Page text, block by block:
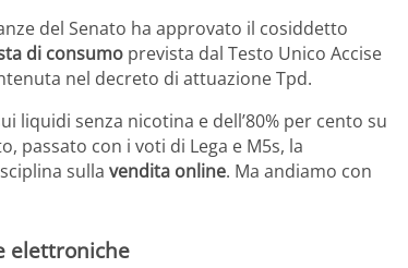
del Senato ha approvato il cosiddetto
di consumo prevista dal Testo Unico Accise
nel decreto di attuazione Tpd.
liquidi senza nicotina e dell’80% per cento su
passato con i voti di Lega e M5s, la
sulla vendita online. Ma andiamo con
elettroniche